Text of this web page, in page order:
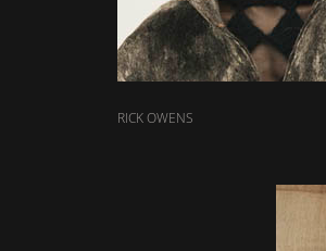
RICK OWENS